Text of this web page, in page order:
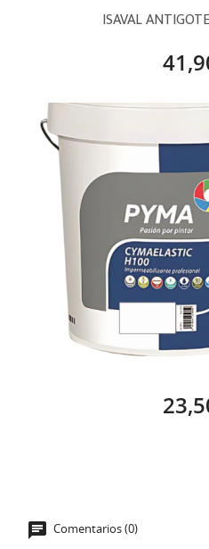
ISAVAL
BLANCO, PYMA
Comentarios (0)